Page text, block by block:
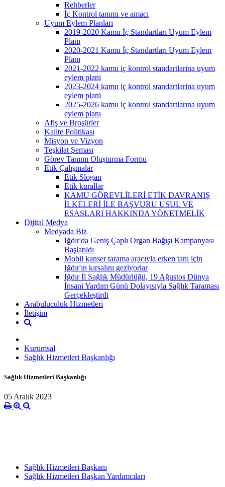
Rehberler
İç Kontrol tanımı ve amacı
Uyum Eylem Planları
2019-2020 Kamu İç Standartları Uyum Eylem
Planı
2020-2021 Kamu İç Standartları Uyum Eylem
Planı
2021-2022 kamu iç kontrol standartlarina uyum
eylem plani
2023-2024 kamu iç kontrol standartlarina uyum
eylem plani
2025-2026 kamu iç kontrol standartlarına uyum
eylem planı
Afiş ve Broşürler
Kalite Politikası
Misyon ve Vizyon
Teşkilat Şeması
Görev Tanımı Oluşturma Formu
Etik Çalışmalar
Etik Slogan
Etik kurallar
KAMU GÖREVLİLERİ ETİK DAVRANIŞ
İLKELERİ İLE BAŞVURU USUL VE
ESASLARI HAKKINDA YÖNETMELİK
Dijital Medya
Medyada Biz
Iğdır'da Geniş Çaplı Organ Bağışı Kampanyası
Başlatıldı
Mobil kanser tarama aracıyla erken tanı için
Iğdır'ın kırsalını geziyorlar
Iğdır İl Sağlık Müdürlüğü, 19 Ağustos Dünya
İnsani Yardım Günü Dolayısıyla Sağlık Taraması
Gerçekleştirdi
Arabuluculuk Hizmetleri
İletişim
Kurumsal
Sağlık Hizmetleri Başkanlığı
Sağlık Hizmetleri Başkanlığı
05 Aralık 2023
Sağlık Hizmetleri Başkanı
Sağlık Hizmetleri Başkan Yardımcıları